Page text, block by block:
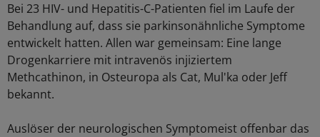
Bei 23 HIV- und Hepatitis-C-Patienten fiel im Laufe der
Behandlung auf, dass sie parkinsonähnliche Symptome
entwickelt hatten. Allen war gemeinsam: Eine lange
Drogenkarriere mit intravenös injiziertem
Methcathinon, in Osteuropa als Cat, Mul'ka oder Jeff
bekannt.
Auslöser der neurologischen Symptomeist offenbar das